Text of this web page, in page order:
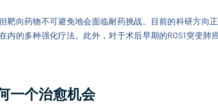
靶向药物不可避免地会面临耐药挑战。目前的科研方向
内的多种强化疗法。此外，对于术后早期的ROS1突变
一个治愈机会